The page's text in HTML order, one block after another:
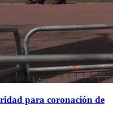
para coronación de